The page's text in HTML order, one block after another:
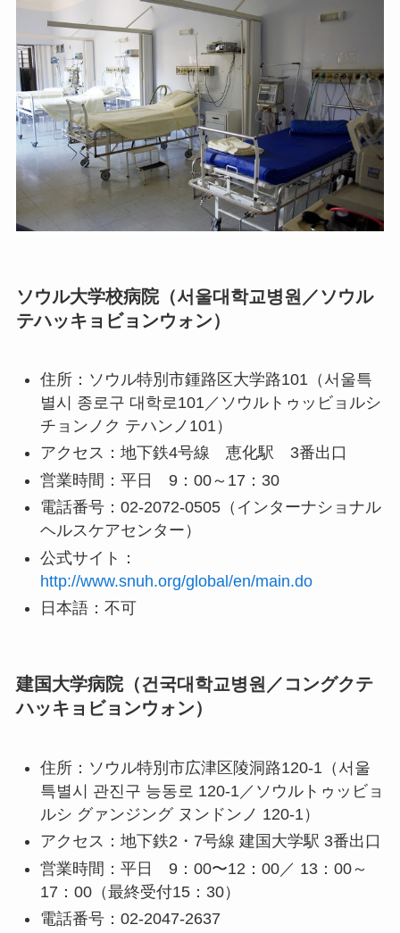
ソウル大学校病院（서울대학교병원／ソウル
テハッキョビョンウォン）
住所：ソウル特別市鍾路区大学路101（서울특
별시 종로구 대학로101／ソウルトゥッビョルシ
チョンノク テハンノ101）
アクセス：地下鉄4号線 恵化駅 3番出口
営業時間：平日 9：00～17：30
電話番号：02-2072-0505（インターナショナル
ヘルスケアセンター）
公式サイト：
http://www.snuh.org/global/en/main.do
日本語：不可
建国大学病院（건국대학교병원／コングクテ
ハッキョビョンウォン）
住所：ソウル特別市広津区陵洞路120-1（서울
특별시 관진구 능동로 120-1／ソウルトゥッビョ
ルシ グァンジング ヌンドンノ 120-1）
アクセス：地下鉄2・7号線 建国大学駅 3番出口
営業時間：平日 9：00〜12：00／ 13：00～
17：00（最終受付15：30）
電話番号：02-2047-2637